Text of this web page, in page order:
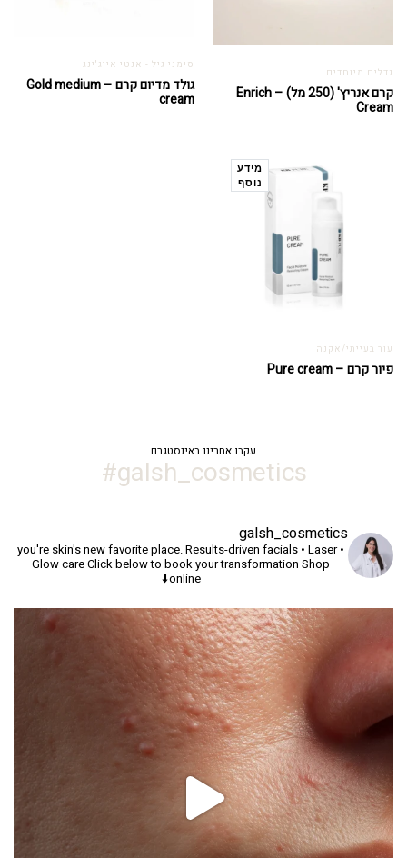
גדלים מיוחדים
קרם אנריץ' (250 מל) – Enrich
Cream
סימני גיל - אנטי אייג'ינג
גולד מדיום קרם – Gold medium
cream
מידע
נוסף
עור בעייתי/אקנה
פיור קרם – Pure cream
עקבו אחרינו באינסטגרם
galsh_cosmetics#
galsh_cosmetics
you're skin's new favorite place.Results-driven facials • Laser •
Glow careClick below to book your transformation Shop
online⬇️